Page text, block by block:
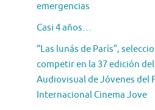
emergencias
Casi 4 años…
“Las lunás de París”,
competir en la 37 edición
Audiovisual de Jóvenes del
Internacional Cinema Jove